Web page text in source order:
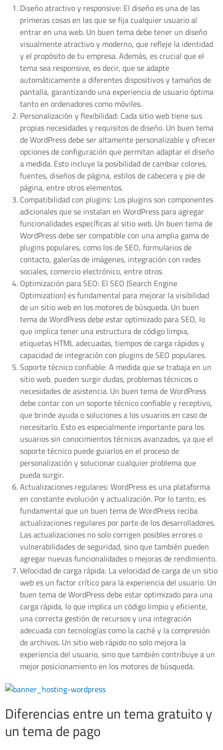
Diseño atractivo y responsive: El diseño es una de las
primeras cosas en las que se fija cualquier usuario al
entrar en una web. Un buen tema debe tener un diseño
visualmente atractivo y moderno, que refleje la identidad
y el propósito de tu empresa. Además, es crucial que el
tema sea responsive, es decir, que se adapte
automáticamente a diferentes dispositivos y tamaños de
pantalla, garantizando una experiencia de usuario óptima
tanto en ordenadores como móviles.
Personalización y flexibilidad: Cada sitio web tiene sus
propias necesidades y requisitos de diseño. Un buen tema
de WordPress debe ser altamente personalizable y ofrecer
opciones de configuración que permitan adaptar el diseño
a medida. Esto incluye la posibilidad de cambiar colores,
fuentes, diseños de página, estilos de cabecera y pie de
página, entre otros elementos.
Compatibilidad con plugins: Los plugins son componentes
adicionales que se instalan en WordPress para agregar
funcionalidades específicas al sitio web. Un buen tema de
WordPress debe ser compatible con una amplia gama de
plugins populares, como los de SEO, formularios de
contacto, galerías de imágenes, integración con redes
sociales, comercio electrónico, entre otros.
Optimización para SEO: El SEO (Search Engine
Optimization) es fundamental para mejorar la visibilidad
de un sitio web en los motores de búsqueda. Un buen
tema de WordPress debe estar optimizado para SEO, lo
que implica tener una estructura de código limpia,
etiquetas HTML adecuadas, tiempos de carga rápidos y
capacidad de integración con plugins de SEO populares.
Soporte técnico confiable: A medida que se trabaja en un
sitio web, pueden surgir dudas, problemas técnicos o
necesidades de asistencia. Un buen tema de WordPress
debe contar con un soporte técnico confiable y receptivo,
que brinde ayuda o soluciones a los usuarios en caso de
necesitarlo. Esto es especialmente importante para los
usuarios sin conocimientos técnicos avanzados, ya que el
soporte técnico puede guiarlos en el proceso de
personalización y solucionar cualquier problema que
pueda surgir.
Actualizaciones regulares: WordPress es una plataforma
en constante evolución y actualización. Por lo tanto, es
fundamental que un buen tema de WordPress reciba
actualizaciones regulares por parte de los desarrolladores.
Las actualizaciones no solo corrigen posibles errores o
vulnerabilidades de seguridad, sino que también pueden
agregar nuevas funcionalidades o mejoras de rendimiento.
Velocidad de carga rápida: La velocidad de carga de un sitio
web es un factor crítico para la experiencia del usuario. Un
buen tema de WordPress debe estar optimizado para una
carga rápida, lo que implica un código limpio y eficiente,
una correcta gestión de recursos y una integración
adecuada con tecnologías como la caché y la compresión
de archivos. Un sitio web rápido no solo mejora la
experiencia del usuario, sino que también contribuye a un
mejor posicionamiento en los motores de búsqueda.
Diferencias entre un tema gratuito y
un tema de pago